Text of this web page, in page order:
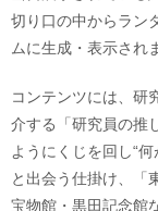
切り口の中からラン
ムに生成・表示され
コンテンツには、研
介する「研究員の推
ようにくじを回し“
と出会う仕掛け、「
宝物館・黒田記念館